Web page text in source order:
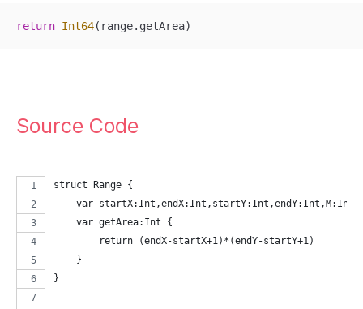
return Int64(range.getArea)
Source Code
struct Range {
var
    var getArea:Int {
        return (endX-startX+1)*(endY-startY+1)
    }
}